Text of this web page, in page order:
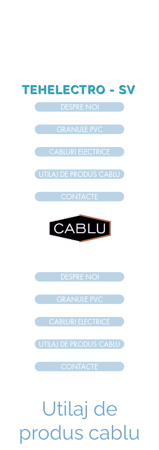
TEHELECTRO - SV
DESPRE NOI
GRANULE PVC
CABLURI ELECTRICE
UTILAJ DE PRODUS CABLU
CONTACTE
DESPRE NOI
GRANULE PVC
CABLURI ELECTRICE
UTILAJ DE PRODUS CABLU
CONTACTE
Utilaj de
produs cablu